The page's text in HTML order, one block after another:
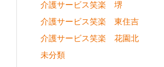
介護サービス笑楽 堺
介護サービス笑楽 東住吉
介護サービス笑楽 花園北
未分類